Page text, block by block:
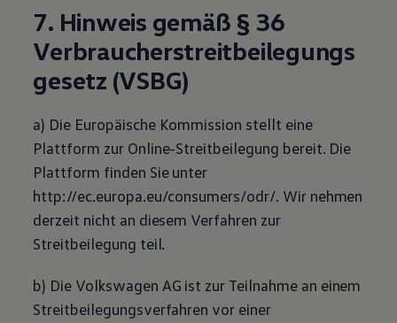
7. Hinweis gemäß § 36
Verbraucherstreitbeilegungs
gesetz (VSBG)
a) Die Europäische Kommission stellt eine
Plattform zur Online-Streitbeilegung bereit. Die
Plattform finden Sie unter
http://ec.europa.eu/consumers/odr/. Wir nehmen
derzeit nicht an diesem Verfahren zur
Streitbeilegung teil.
b) Die Volkswagen AG ist zur Teilnahme an einem
Streitbeilegungsverfahren vor einer